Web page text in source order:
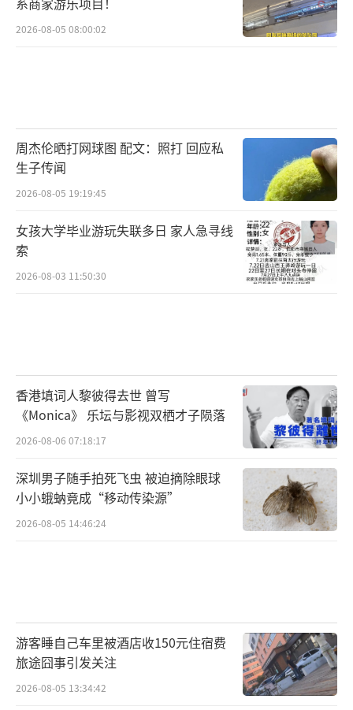
仓。非主线热点中，食品饮料、环境治理、小
金属、工程咨询、AIGC和股权转让被小幅加
周一机构和游资的交投活跃度不高，机构
买盘释放卖盘萎缩，净流入量加大，但机构买
盘已连续两个交易日处于强弱临界点之下。游
资方面，游资买盘小幅萎缩，卖盘小幅释放，
游资从上周五中幅净流入转为小幅净流出。短
期内市场可能陷入无主线的尴尬境地。
2026-08-05 08:00:02
周杰伦晒打网球图 配文：照打 回应私
生子传闻
2026-08-05 19:19:45
女孩大学毕业游玩失联多日 家人急寻线
索
2026-08-03 11:50:30
香港填词人黎彼得去世 曾写
《Monica》 乐坛与影视双栖才子陨落
2026-08-06 07:18:17
深圳男子随手拍死飞虫 被迫摘除眼球
小小蛾蚋竟成“移动传染源”
2026-08-05 14:46:24
游客睡自己车里被酒店收150元住宿费
旅途囧事引发关注
2026-08-05 13:34:42